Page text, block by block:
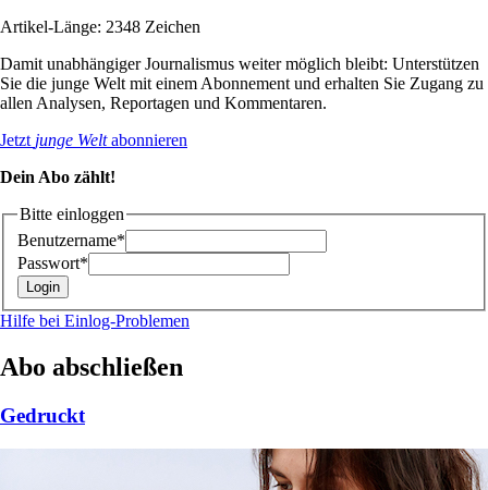
Artikel-Länge: 2348 Zeichen
Damit unabhängiger Journalismus weiter möglich bleibt: Unterstützen
Sie die junge Welt mit einem Abonnement und erhalten Sie Zugang zu
allen Analysen, Reportagen und Kommentaren.
Jetzt junge Weltabonnieren
Dein Abo zählt!
Bitte einloggen
Benutzername*
Passwort*
Hilfe bei Einlog-Problemen
Abo abschließen
Gedruckt